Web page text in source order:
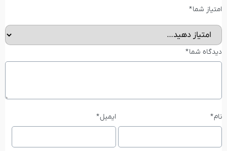
امتیاز شما*
دیدگاه شما*
نام* ایمیل*